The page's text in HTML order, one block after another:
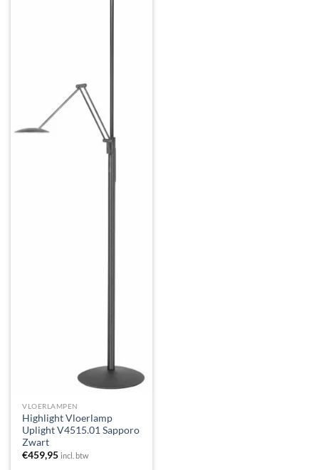
VLOERLAMPEN
Highlight Vloerlamp
Uplight V4515.01 Sapporo
Zwart
€459,95 incl. btw